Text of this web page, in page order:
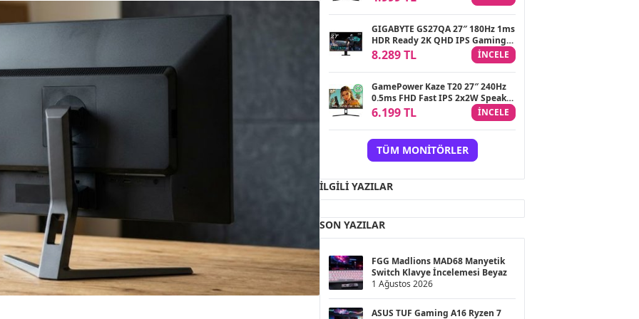
Anında Değişim)
GIGABYTE GS27QA 27″ 180Hz 1ms
HDR Ready 2K QHD IPS Gaming
(Oyuncu) Monitör
8.289 TL INCELE
GamePower Kaze T20 27″ 240Hz
0.5ms FHD Fast IPS 2x2W Speaker
Gaming Monitör (Ölü Pikselde
Anında Değişim)
6.199 TL INCELE
TÜM MONITÖRLER
İLGILI YAZILAR
SON YAZILAR
FGG Madlions MAD68 Manyetik
Switch Klavye İncelemesi Beyaz
1 Ağustos 2026
ASUS TUF Gaming A16 Ryzen 7